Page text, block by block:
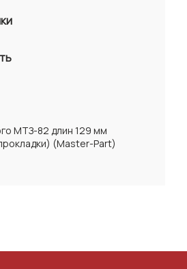
МТЗ-82 длин 129 мм
(Master-Part)